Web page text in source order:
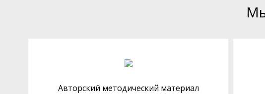
Авторский методический материал